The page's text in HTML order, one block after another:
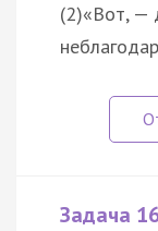
(2)«Вот, —
Задача